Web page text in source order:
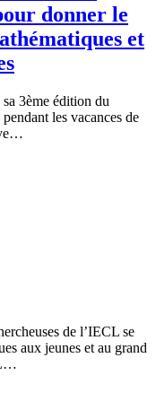
donner le
et
3ème édition du
les vacances de
de l’IECL se
aux jeunes et au grand